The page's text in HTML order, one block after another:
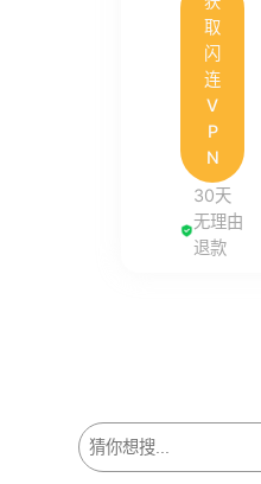
取
闪
连
V
P
N
30天
无理由
退款
搜
索